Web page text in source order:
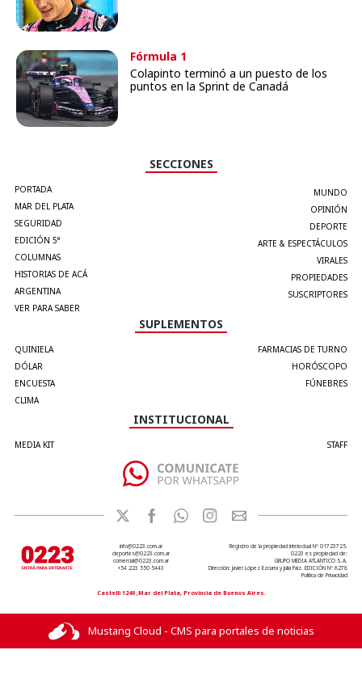
Fórmula 1
Colapinto terminó a un puesto de los
puntos en la Sprint de Canadá
SECCIONES
PORTADA
MAR DEL PLATA
SEGURIDAD
EDICIÓN 5°
COLUMNAS
HISTORIAS DE ACÁ
ARGENTINA
VER PARA SABER
MUNDO
OPINIÓN
DEPORTE
ARTE & ESPECTÁCULOS
VIRALES
PROPIEDADES
SUSCRIPTORES
SUPLEMENTOS
QUINIELA
DÓLAR
ENCUESTA
CLIMA
FARMACIAS DE TURNO
HORÓSCOPO
FÚNEBRES
INSTITUCIONAL
MEDIA KIT STAFF
info@0223.com.ar
deportes@0223.com.ar
comercial@0223.com.ar
+54 223 550 5443
Registro de la propiedad intelectual Nº 01723725.
0223 es propiedad de:
GRUPO MEDIA ATLANTICO S.A.
Dirección: Javier López Ezcurra y Julia Paiz. EDICIÓN Nº 8278
Política de Privacidad
Castelli 1240 ,Mar del Plata, Provincia de Buenos Aires.
Mustang Cloud - CMS para portales de noticias